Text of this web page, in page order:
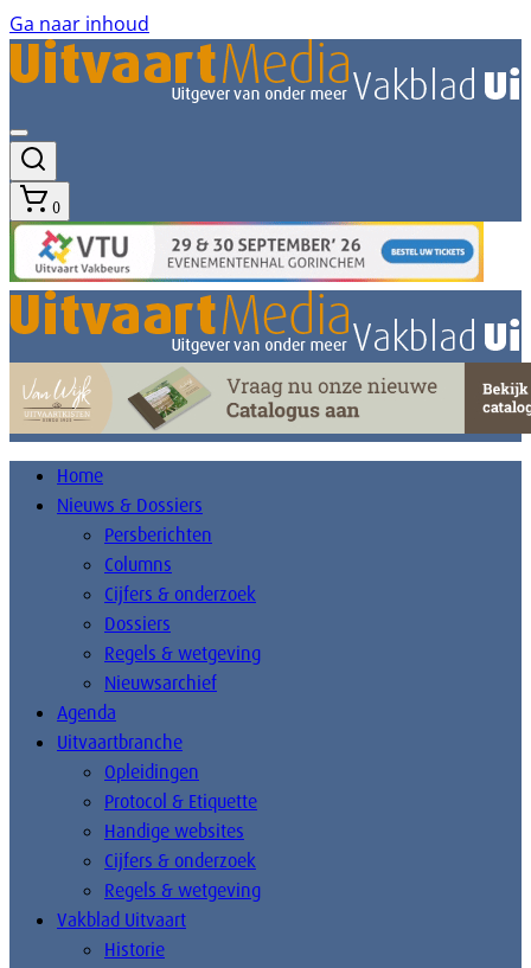
Ga naar inhoud
0
Home
Nieuws & Dossiers
Persberichten
Columns
Cijfers & onderzoek
Dossiers
Regels & wetgeving
Nieuwsarchief
Agenda
Uitvaartbranche
Opleidingen
Protocol & Etiquette
Handige websites
Cijfers & onderzoek
Regels & wetgeving
Vakblad Uitvaart
Historie